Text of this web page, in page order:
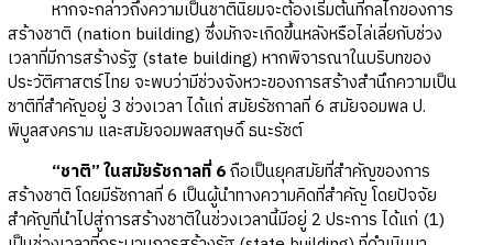
หากจะกล่าวถึงความเป็นชาตินิยมจะต้องเริ่มต้นที่กลไกของการ
สร้างชาติ (nation building) ซึ่งมักจะเกิดขึ้นหลังหรือไล่เลี่ยกับช่วง
เวลาที่มีการสร้างรัฐ (state building) หากพิจารณาในบริบทของ
ประวัติศาสตร์ไทย จะพบว่ามีช่วงจังหวะของการสร้างสำนึกความเป็น
ชาติที่สำคัญอยู่ 3 ช่วงเวลา ได้แก่ สมัยรัชกาลที่ 6 สมัยจอมพล ป.
พิบูลสงคราม และสมัยจอมพลสฤษดิ์ ธนะรัชต์
“ชาติ” ในสมัยรัชกาลที่ 6ถือเป็นยุคสมัยที่สำคัญของการ
สร้างชาติ โดยมีรัชกาลที่ 6 เป็นผู้นำทางความคิดที่สำคัญ โดยปัจจัย
สำคัญที่นำไปสู่การสร้างชาติในช่วงเวลานี้มีอยู่ 2 ประการ ได้แก่ (1)